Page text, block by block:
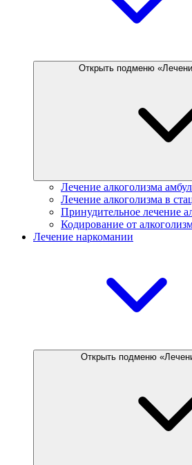
Открыть подменю
Лечение алкоголизма
Лечение алкоголизма в
Принудительное лечение
Кодирование от
Лечение наркомании
Открыть подменю